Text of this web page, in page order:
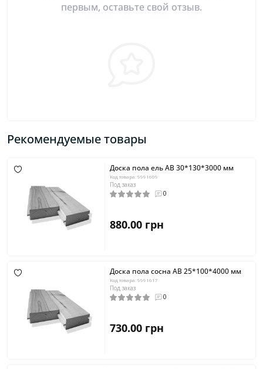
первым, оставьте свой отзыв.
Рекомендуемые товары
Доска пола ель AB 30*130*3000 мм
Код товара: 9991609
Под заказ
0
880.00 грн
Доска пола сосна AB 25*100*4000 мм
Код товара: 9991617
Под заказ
0
730.00 грн